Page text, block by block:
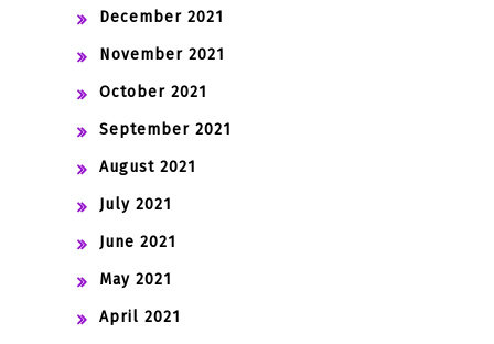
December 2021
November 2021
October 2021
September 2021
August 2021
July 2021
June 2021
May 2021
April 2021